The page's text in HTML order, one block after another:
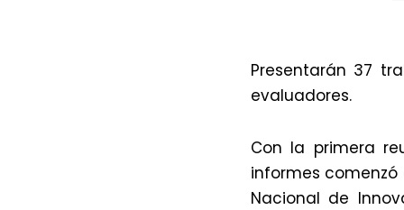
Presentarán 37
evaluadores.
Con la primera
informes
Nacional de